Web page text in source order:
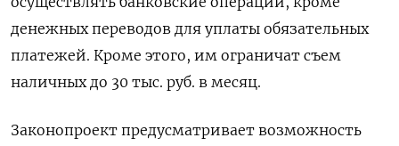
денежных переводов для уплаты обязательных
платежей. Кроме этого, им ограничат съем
наличных до 30 тыс. руб. в месяц.
Законопроект предусматривает возможность